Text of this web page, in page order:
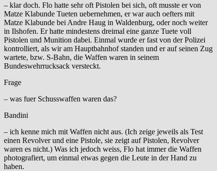
– klar doch. Flo hatte sehr oft Pistolen bei sich, oft musste er von
Matze Klabunde Tueten uebernehmen, er war auch oefters mit
Matze Klabunde bei Andre Haug in Waldenburg, oder noch weiter
in Ilshofen. Er hatte mindestens dreimal eine ganze Tuete voll
Pistolen und Munition dabei. Einmal wurde er fast von der Polizei
kontrolliert, als wir am Hauptbahnhof standen und er auf seinen Zug
wartete, bzw. S-Bahn, die Waffen waren in seinem
Bundeswehrrucksack versteckt.
Frage
– was fuer Schusswaffen waren das?
Bandini
– ich kenne mich mit Waffen nicht aus. (Ich zeige jeweils als Test
einen Revolver und eine Pistole, sie zeigt auf Pistolen, Revolver
waren es nicht.) Was ich jedoch weiss, Flo hat immer die Waffen
photografiert, um einmal etwas gegen die Leute in der Hand zu
haben.